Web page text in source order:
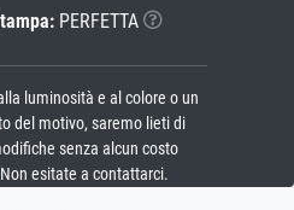
PERFETTA
luminosità e al colore o un
del motivo, saremo lieti di
senza alcun costo
esitate a contattarci.